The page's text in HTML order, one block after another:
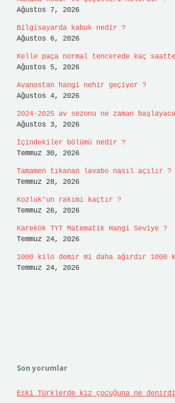
Ağustos 7, 2026
Bilgisayarda kabuk nedir ?
Ağustos 6, 2026
Kelle paça normal tencerede kaç
Ağustos 5, 2026
Avanostan hangi nehir geçiyor ?
Ağustos 4, 2026
2024-2025 av sezonu ne zaman
Ağustos 3, 2026
İçindekiler bölümü nedir ?
Temmuz 30, 2026
Tamamen tıkanan lavabo nasıl açılır ?
Temmuz 28, 2026
Kozluk’un rakımı kaçtır ?
Temmuz 26, 2026
Karekök TYT Matematik Hangi Seviye ?
Temmuz 24, 2026
1000 kilo demir mi daha ağırdır 1000
Temmuz 24, 2026
Son yorumlar
Eski Türklerde kız çocuğuna ne